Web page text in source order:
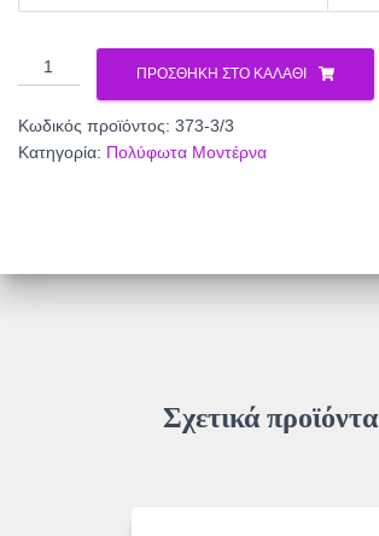
ΠΟΛΥΦΩΤΟ
ΜΕΤΑΛΛΟ
ΠΡΟΣΘΉΚΗ ΣΤΟ ΚΑΛΆΘΙ
Κωδικός προϊόντος: 373-3/3
Κατηγορία: Πολύφωτα Μοντέρνα
Σχετικά προϊόντα